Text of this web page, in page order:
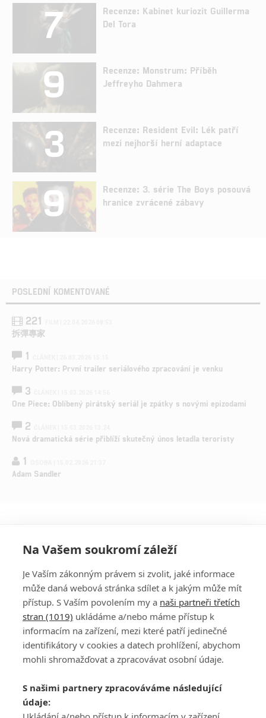
7
Recenze: Kabinet kuriozit Guillerma
Del Tora
9
Recenze: Monstrum: Příběh
Jeffreyho Dahmera
3
Recenze: Resident Evil: Lék patří
mezi nejhorší herní adaptace
9
Recenze: 3. série The Boys posouvá
hranice zvrácené zábavy
POSLEDNÍ KOMENTOVANÉ
221
拆彈專家
1
Harry Potter: První trailer seriálového zpracování je venku
3
One Piece: Oblíbený pirátský seriál je zpátky s novými epizodami
2
Nová dramatická série přiblíží skutečný únos letadla teroristy
1
Adam Sandler
PŘIHLÁSIT
REGISTROVAT
DISKUZE
Šéfredaktorkou webu jePetr Slavík, e-mailserialy@fandimefilmu.cz
Máte-li zájem o inzerci na našem webu napište nám na e-mail
Na Vašem soukromí záleží
Je Vaším zákonným právem si zvolit, jaké informace
může daná webová stránka sdílet a k jakým může mít
přístup. S Vaším povolením my a naši partneři třetích
stran (1019) ukládáme a/nebo máme přístup k
informacím na zařízení, mezi které patří jedinečné
identifikátory v cookies a datech prohlížení, abychom
mohli shromažďovat a zpracovávat osobní údaje.
S našimi partnery zpracováváme následující
údaje: